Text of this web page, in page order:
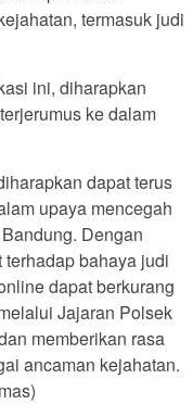
termasuk judi
ini, diharapkan
ke dalam
dapat terus
upaya mencegah
Dengan
bahaya judi
dapat berkurang
Jajaran Polsek
memberikan rasa
ancaman kejahatan.